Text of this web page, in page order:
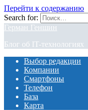
Перейти к содержанию
Search for:
Герман Геншин
Блог об IT-технологиях
Выбор редакции
Компании
Смартфоны
Телефон
База
Карта